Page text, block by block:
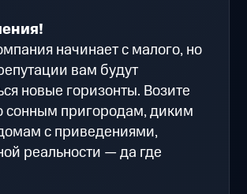
начинает с малого, но
вам будут
новые горизонты. Возите
сонным пригородам, диким
с приведениями,
реальности — да где